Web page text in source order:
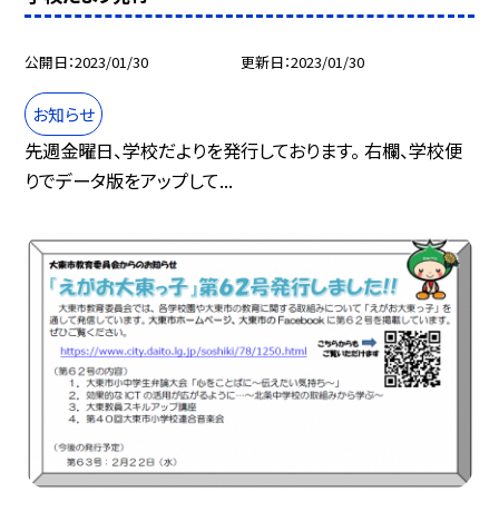
公開日 2023/01/30 更新日 2023/01/30
お知らせ
先週金曜日、学校だよりを発行しております。 右欄、学校便
りでデータ版をアップして...